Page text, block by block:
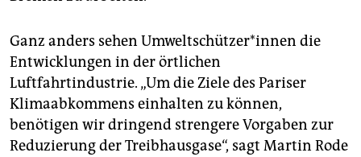
Ganz anders sehen Um­welt­schüt­ze­r*in­nen die
Entwicklungen in der örtlichen
Luftfahrtindustrie. „Um die Ziele des Pariser
Klimaabkommens einhalten zu können,
benötigen wir dringend strengere Vorgaben zur
Reduzierung der Treibhausgase“, sagt Martin Rode